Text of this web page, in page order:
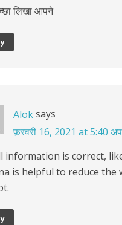
लिखा आपने
Aloksays
फ़रवरी 16, 2021 at 5:40
information is correct,
is helpful to reduce the